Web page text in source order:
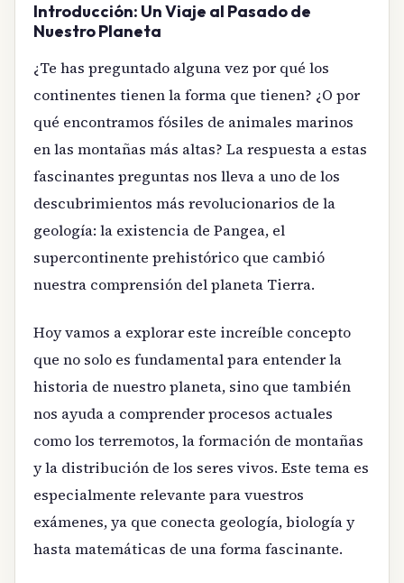
Introducción: Un Viaje al Pasado de
Nuestro Planeta
¿Te has preguntado alguna vez por qué los
continentes tienen la forma que tienen? ¿O por
qué encontramos fósiles de animales marinos
en las montañas más altas? La respuesta a estas
fascinantes preguntas nos lleva a uno de los
descubrimientos más revolucionarios de la
geología: la existencia de Pangea, el
supercontinente prehistórico que cambió
nuestra comprensión del planeta Tierra.
Hoy vamos a explorar este increíble concepto
que no solo es fundamental para entender la
historia de nuestro planeta, sino que también
nos ayuda a comprender procesos actuales
como los terremotos, la formación de montañas
y la distribución de los seres vivos. Este tema es
especialmente relevante para vuestros
exámenes, ya que conecta geología, biología y
hasta matemáticas de una forma fascinante.